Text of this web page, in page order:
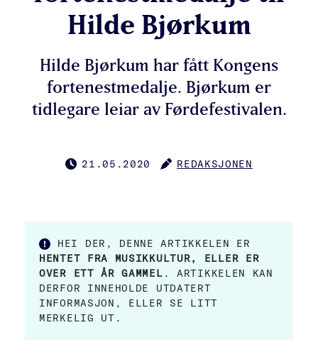
Hilde Bjørkum
Hilde Bjørkum har fått Kongens
fortenestmedalje. Bjørkum er
tidlegare leiar av Førdefestivalen.
PUBLISERT
21.05.2020
FORFATTER
REDAKSJONEN
HEI DER, DENNE ARTIKKELEN ER
HENTET FRA MUSIKKULTUR, ELLER ER
OVER ETT ÅR GAMMEL . ARTIKKELEN KAN
DERFOR INNEHOLDE UTDATERT
INFORMASJON, ELLER SE LITT
MERKELIG UT.